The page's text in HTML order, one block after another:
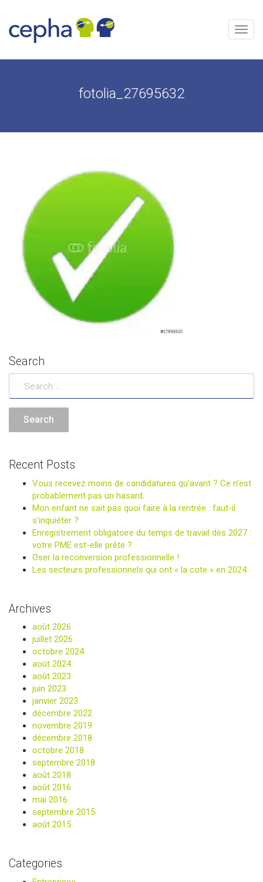
contenu
Menu
fotolia_27695632
Search
Recent Posts
Vous recevez moins de candidatures qu’avant ? Ce n’est
probablement pas un hasard.
Mon enfant ne sait pas quoi faire à la rentrée : faut-il
s’inquiéter ?
Enregistrement obligatoire du temps de travail dès 2027 :
votre PME est-elle prête ?
Oser la reconversion professionnelle !
Les secteurs professionnels qui ont « la cote » en 2024
Archives
août 2026
juillet 2026
octobre 2024
août 2024
août 2023
juin 2023
janvier 2023
décembre 2022
novembre 2019
décembre 2018
octobre 2018
septembre 2018
août 2018
août 2016
mai 2016
septembre 2015
août 2015
Categories